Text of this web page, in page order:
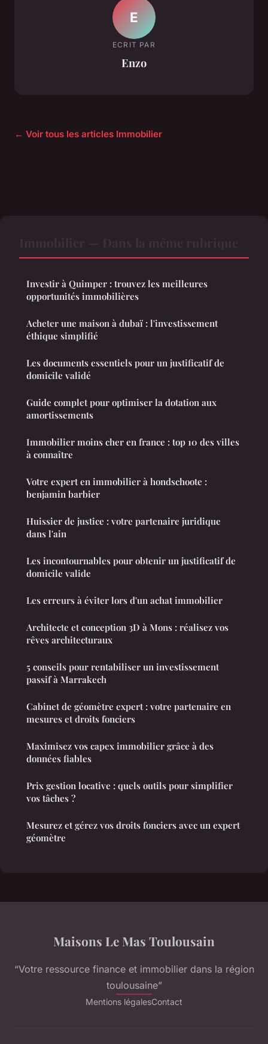
E
ECRIT PAR
Enzo
← Voir tous les articles Immobilier
Investir à Quimper : trouvez les meilleures
opportunités immobilières
Acheter une maison à dubaï : l'investissement
éthique simplifié
Les documents essentiels pour un justificatif de
domicile validé
Guide complet pour optimiser la dotation aux
amortissements
Immobilier moins cher en france : top 10 des villes
à connaître
Votre expert en immobilier à hondschoote :
benjamin barbier
Huissier de justice : votre partenaire juridique
dans l'ain
Les incontournables pour obtenir un justificatif de
domicile valide
Les erreurs à éviter lors d'un achat immobilier
Architecte et conception 3D à Mons : réalisez vos
rêves architecturaux
5 conseils pour rentabiliser un investissement
passif à Marrakech
Cabinet de géomètre expert : votre partenaire en
mesures et droits fonciers
Maximisez vos capex immobilier grâce à des
données fiables
Prix gestion locative : quels outils pour simplifier
vos tâches ?
Mesurez et gérez vos droits fonciers avec un expert
géomètre
Maisons Le Mas Toulousain
“Votre ressource finance et immobilier dans la région
toulousaine”
Mentions légalesContact